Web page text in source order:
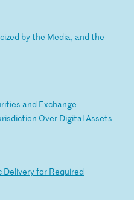
cized bythe Media, and the
rities and Exchange
risdiction Over Digital Assets
Deliveryfor Required